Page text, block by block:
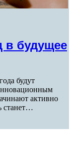
в будущее
будут
активно
станет…